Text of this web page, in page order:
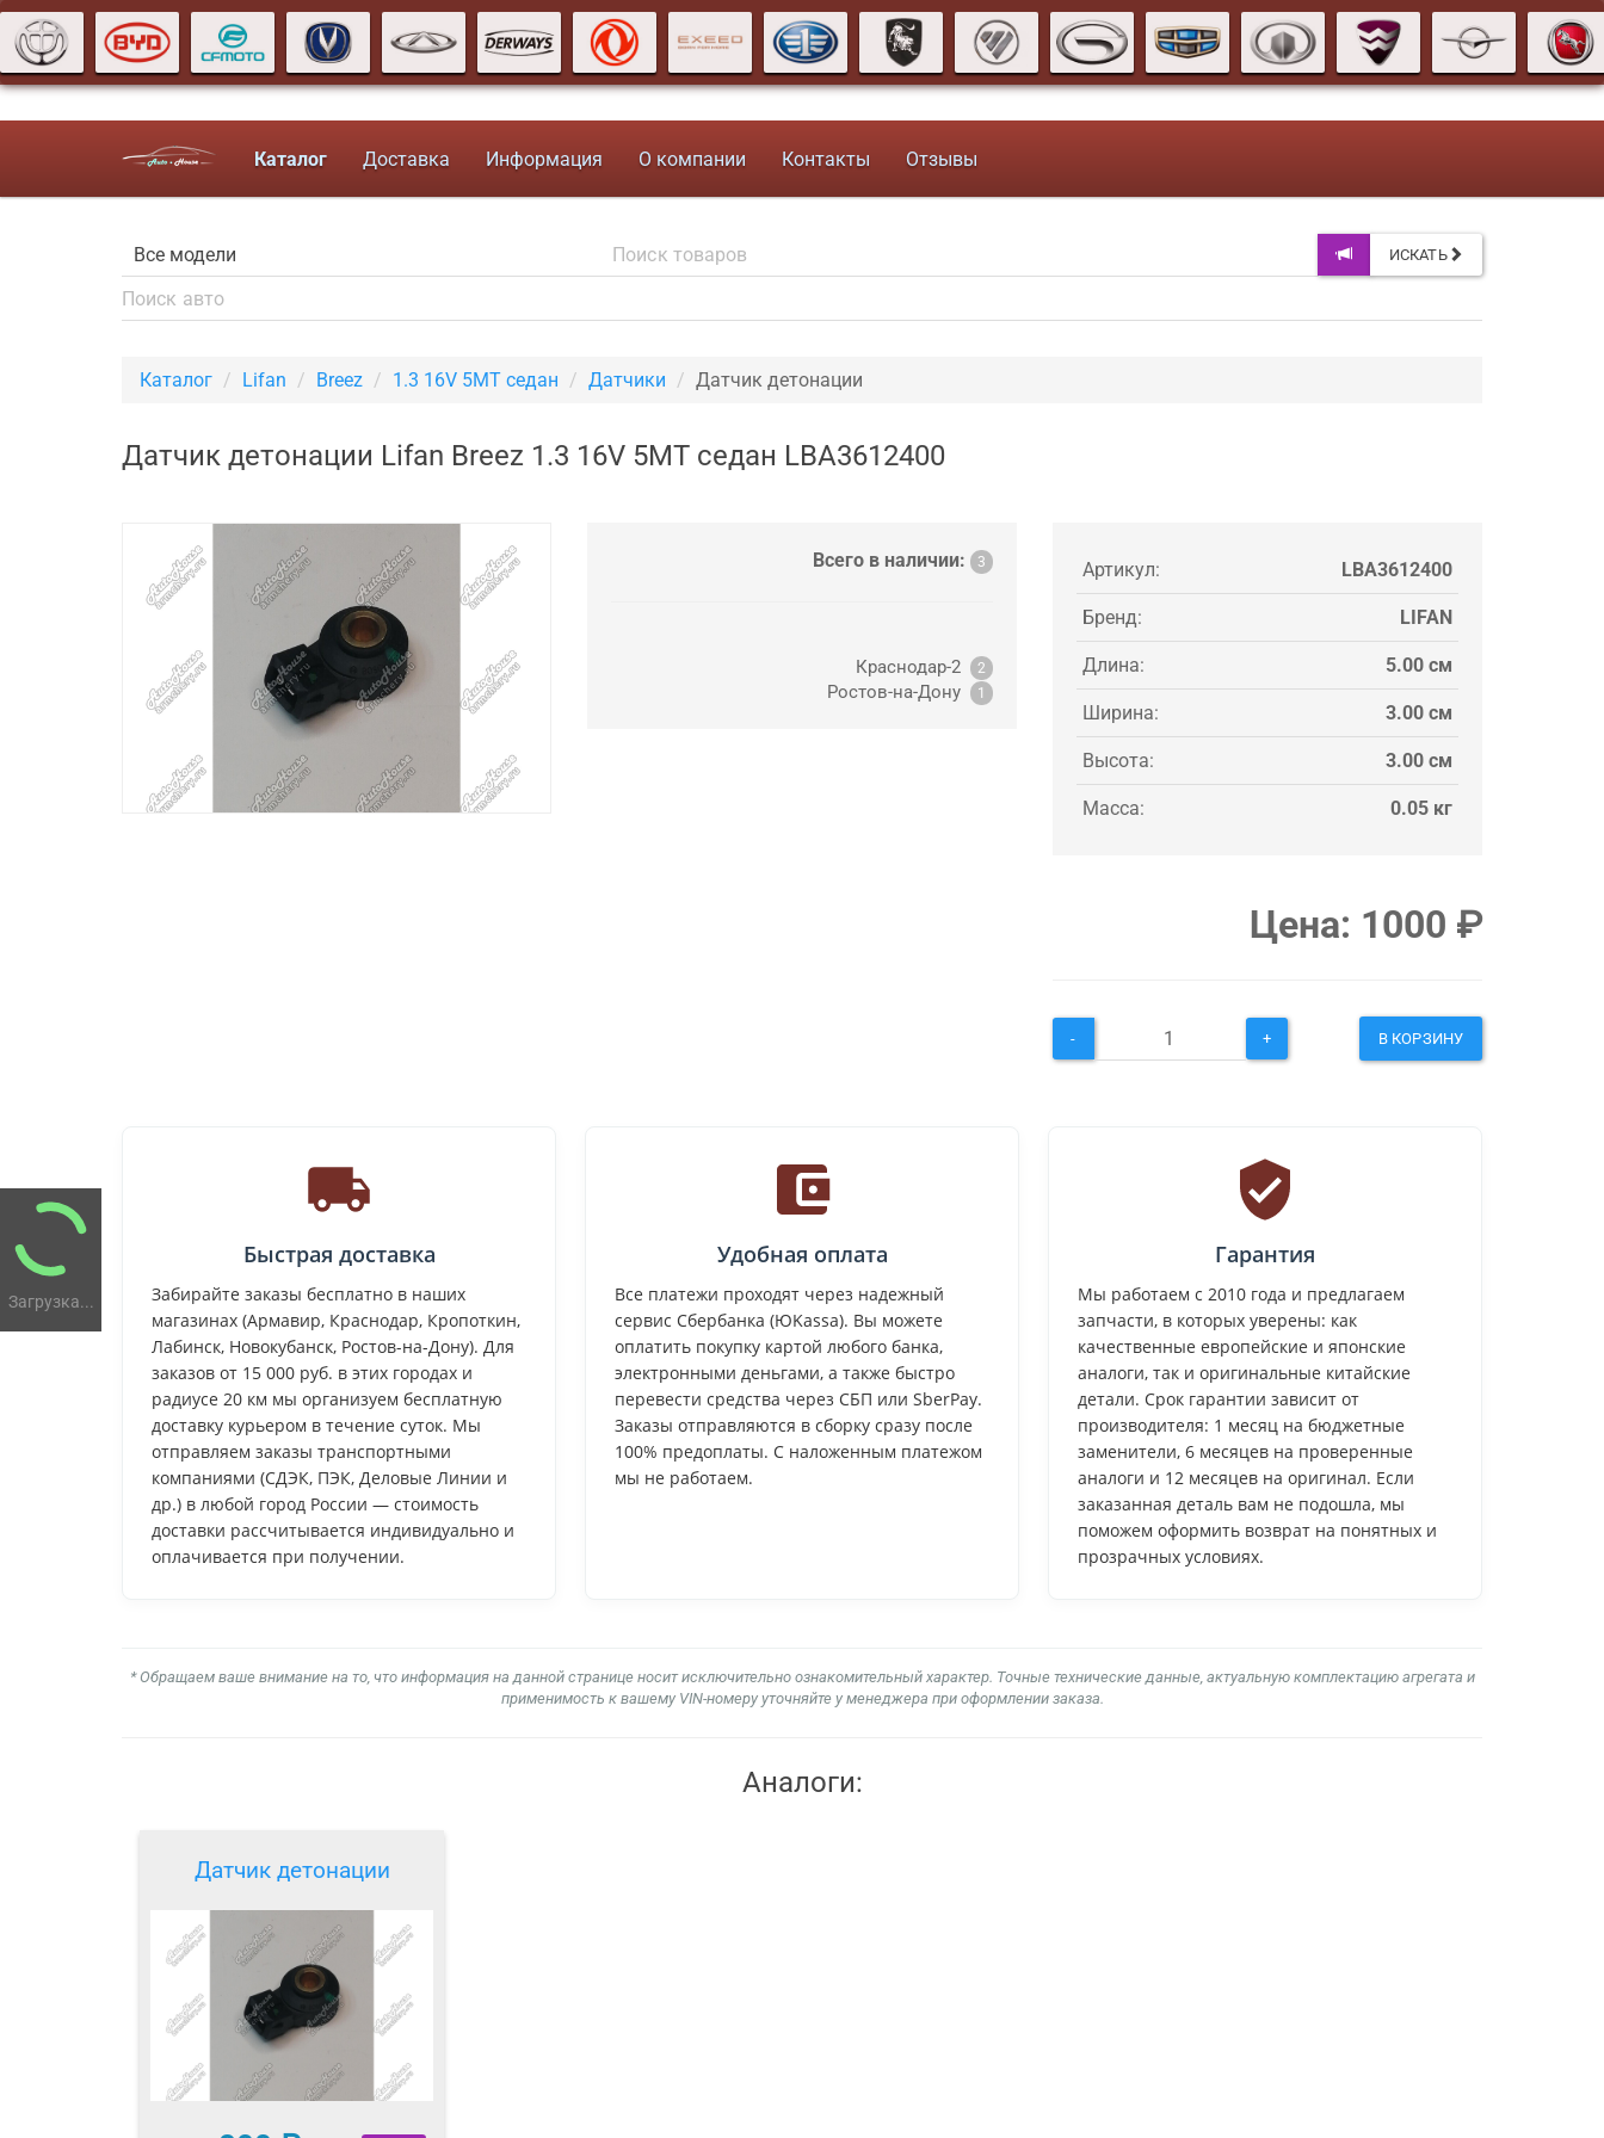
Загрузка...
Каталог Доставка Информация О компании Контакты Отзывы
ИСКАТЬ
Каталог Lifan Breez 1.3 16V 5MT седан Датчики Датчик детонации
Датчик детонации Lifan Breez 1.3 16V 5MT седан LBA3612400
Всего в наличии: 3
Краснодар-2 2
Ростов-на-Дону 1
Артикул: LBA3612400
Бренд: LIFAN
Длина: 5.00 см
Ширина: 3.00 см
Высота: 3.00 см
Масса: 0.05 кг
Цена: 1000 ₽
- + В КОРЗИНУ
Быстрая доставка
Забирайте заказы бесплатно в наших
магазинах (Армавир, Краснодар, Кропоткин,
Лабинск, Новокубанск, Ростов-на-Дону). Для
заказов от 15 000 руб. в этих городах и
радиусе 20 км мы организуем бесплатную
доставку курьером в течение суток. Мы
отправляем заказы транспортными
компаниями (СДЭК, ПЭК, Деловые Линии и
др.) в любой город России — стоимость
доставки рассчитывается индивидуально и
оплачивается при получении.
Удобная оплата
Все платежи проходят через надежный
сервис Сбербанка (ЮKassa). Вы можете
оплатить покупку картой любого банка,
электронными деньгами, а также быстро
перевести средства через СБП или SberPay.
Заказы отправляются в сборку сразу после
100% предоплаты. С наложенным платежом
мы не работаем.
Гарантия
Мы работаем с 2010 года и предлагаем
запчасти, в которых уверены: как
качественные европейские и японские
аналоги, так и оригинальные китайские
детали. Срок гарантии зависит от
производителя: 1 месяц на бюджетные
заменители, 6 месяцев на проверенные
аналоги и 12 месяцев на оригинал. Если
заказанная деталь вам не подошла, мы
поможем оформить возврат на понятных и
прозрачных условиях.
* Обращаем ваше внимание на то, что информация на данной странице носит исключительно ознакомительный характер. Точные технические данные, актуальную комплектацию агрегата и
применимость к вашему VIN-номеру уточняйте у менеджера при оформлении заказа.
Аналоги:
Датчик детонации